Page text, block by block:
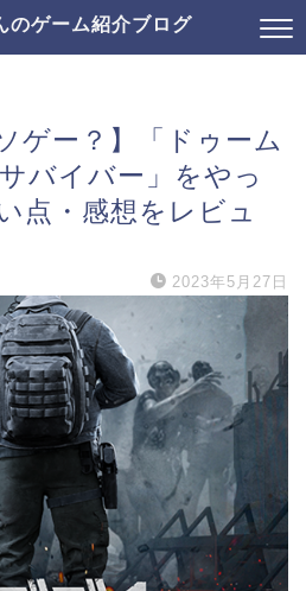
のゲーム紹介ブログ
ゲー？】「ドゥーム
バイバー」をやっ
点・感想をレビュ
2023年5月27日